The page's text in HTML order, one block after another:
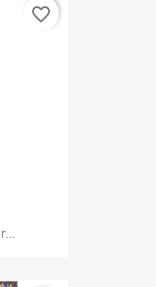
favorite_border